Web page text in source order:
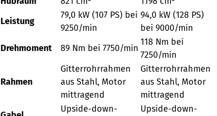
Leistung
79,0 kW (107 PS) bei
9250/min
94,0 kW (128 PS)
bei 9000/min
Drehmoment
89 Nm bei 7750/min
118 Nm bei
7250/min
Rahmen
Gitterrohrrahmen
aus Stahl, Motor
mittragend
Gitterrohrrahmen
aus Stahl, Motor
mittragend
Upside-down-
Upside-down-